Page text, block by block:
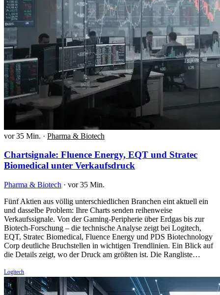
vor 35 Min. · Pharma & Biotech
Chartsignale: Fluence Energy, EQT und Stratec
Biomedical unter Verkaufsdruck
Pharma & Biotech · vor 35 Min.
Fünf Aktien aus völlig unterschiedlichen Branchen eint aktuell ein
und dasselbe Problem: Ihre Charts senden reihenweise
Verkaufssignale. Von der Gaming-Peripherie über Erdgas bis zur
Biotech-Forschung – die technische Analyse zeigt bei Logitech,
EQT, Stratec Biomedical, Fluence Energy und PDS Biotechnology
Corp deutliche Bruchstellen in wichtigen Trendlinien. Ein Blick auf
die Details zeigt, wo der Druck am größten ist. Die Rangliste…
Logitech